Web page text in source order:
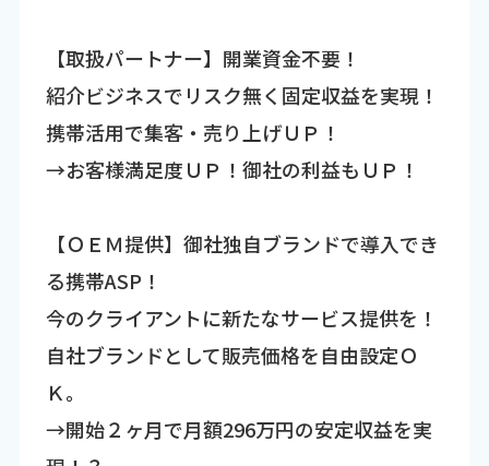
【取扱パートナー】開業資金不要！
紹介ビジネスでリスク無く固定収益を実現！
携帯活用で集客・売り上げＵＰ！
→お客様満足度ＵＰ！御社の利益もＵＰ！
【ＯＥＭ提供】御社独自ブランドで導入でき
る携帯ASP！
今のクライアントに新たなサービス提供を！
自社ブランドとして販売価格を自由設定Ｏ
Ｋ。
→開始２ヶ月で月額296万円の安定収益を実